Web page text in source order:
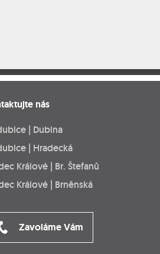
nás
| Dubina
| Hradecká
Králové | Br. Štefanů
Králové | Brněnská
Zavoláme Vám